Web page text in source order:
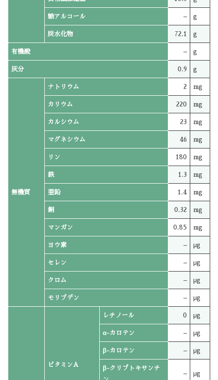
糖アルコール – g
炭水化物 72.1 g
有機酸 – g
灰分 0.9 g
無機質
ナトリウム 2 mg
カリウム 220 mg
カルシウム 23 mg
マグネシウム 46 mg
リン 180 mg
鉄 1.3 mg
亜鉛 1.4 mg
銅 0.32 mg
マンガン 0.85 mg
ヨウ素 – μg
セレン – μg
クロム – μg
モリブデン – μg
ビタミンA
レチノール 0 μg
α-カロテン – μg
β-カロテン – μg
β-クリプトキサンチ
– μg